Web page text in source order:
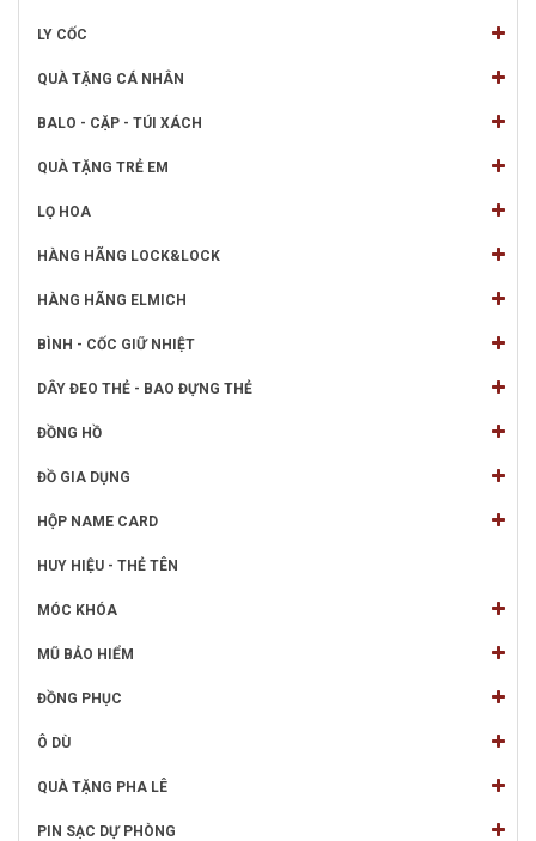
LY CỐC
QUÀ TẶNG CÁ NHÂN
BALO - CẶP - TÚI XÁCH
QUÀ TẶNG TRẺ EM
LỌ HOA
HÀNG HÃNG LOCK&LOCK
HÀNG HÃNG ELMICH
BÌNH - CỐC GIỮ NHIỆT
DÂY ĐEO THẺ - BAO ĐỰNG THẺ
ĐỒNG HỒ
ĐỒ GIA DỤNG
HỘP NAME CARD
HUY HIỆU - THẺ TÊN
MÓC KHÓA
MŨ BẢO HIỂM
ĐỒNG PHỤC
Ô DÙ
QUÀ TẶNG PHA LÊ
PIN SẠC DỰ PHÒNG